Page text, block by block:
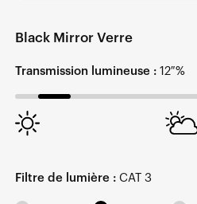
Black Mirror Verre
Transmission lumineuse : 12 %
Filtre de lumière : CAT 3